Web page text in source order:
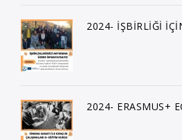
2024- İŞBİRLİĞİ
2024- ERASMUS+